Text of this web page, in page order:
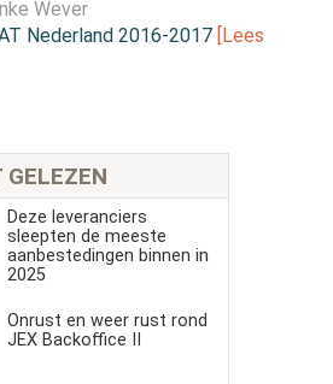
Wever
Nederland 2016-2017 [Lees
GELEZEN
Deze leveranciers
sleepten de meeste
aanbestedingen binnen in
2025
Onrust en weer rust rond
JEX Backoffice II